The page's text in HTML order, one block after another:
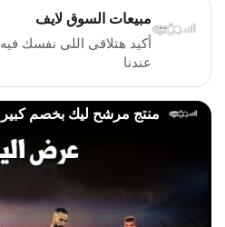
مبيعات السوق لايف
أكيد هتلاقى اللى نفسك فيه
عندنا
منتج مرشح ليك بخصم كبير